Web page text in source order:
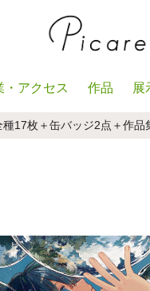
・アクセス 作品 展
17枚＋缶バッジ2点＋作品